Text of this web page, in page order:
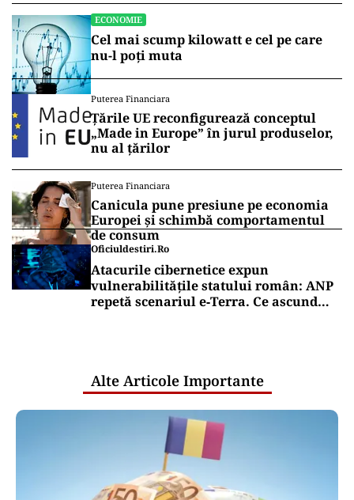
ECONOMIE
Cel mai scump kilowatt e cel pe care
nu-l poți muta
Puterea Financiara
Țările UE reconfigurează conceptul
„Made in Europe” în jurul produselor,
nu al țărilor
Puterea Financiara
Canicula pune presiune pe economia
Europei și schimbă comportamentul
de consum
Oficiuldestiri.ro
Atacurile cibernetice expun
vulnerabilitățile statului român: ANP
repetă scenariul e‑Terra. Ce ascund
Alte Articole Importante